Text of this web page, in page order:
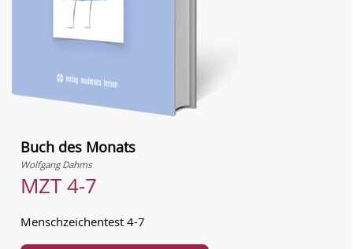
Buch des Monats
Wolfgang Dahms
MZT 4-7
Menschzeichentest 4-7